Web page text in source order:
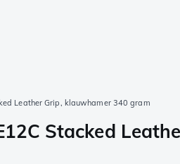
Leather Grip, klauwhamer 340 gram
Stacked